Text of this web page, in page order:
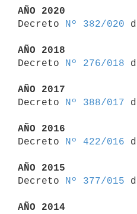
AÑO 2020
Decreto
Nº 382/020
AÑO 2018
Decreto
Nº 276/018
AÑO 2017
Decreto
Nº 388/017
AÑO 2016
Decreto
Nº 422/016
AÑO 2015
Decreto
Nº 377/015
AÑO 2014